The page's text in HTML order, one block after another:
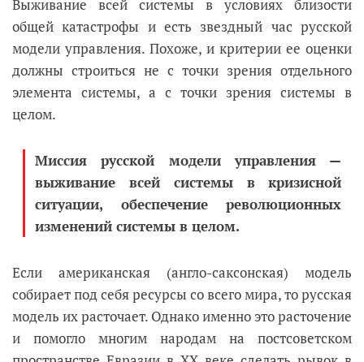
Выживание всей системы в условиях близости
общей катастрофы и есть звездный час русской
модели управления. Похоже, и критерии ее оценки
должны строиться не с точки зрения отдельного
элемента системы, а с точки зрения системы в
целом.
Миссия русской модели управления —
выживание всей системы в кризисной
ситуации, обеспечение революционных
изменений системы в целом.
Если американская (англо-саксонская) модель
собирает под себя ресурсы со всего мира, то русская
модель их расточает. Однако именно это расточение
и помогло многим народам на постсоветском